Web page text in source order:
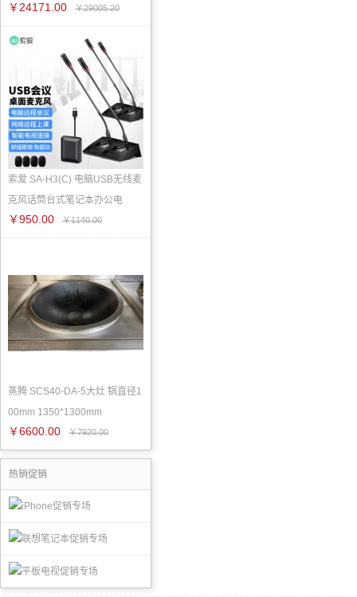
￥24171.00 ￥29005.20
索爱 SA-H3(C) 电脑USB无线麦
克风话筒台式笔记本办公电
￥950.00 ￥1140.00
蒸腾 SCS40-DA-5大灶 锅直径1
00mm 1350*1300mm
￥6600.00 ￥7920.00
热销促销